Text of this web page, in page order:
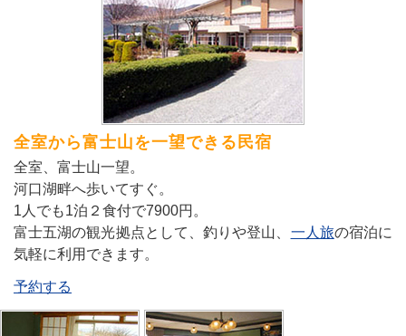
全室から富士山を一望できる民宿
全室、富士山一望。
河口湖畔へ歩いてすぐ。
1人でも1泊２食付で7900円。
富士五湖の観光拠点として、釣りや登山、 一人旅の宿泊に
気軽に利用できます。
予約する